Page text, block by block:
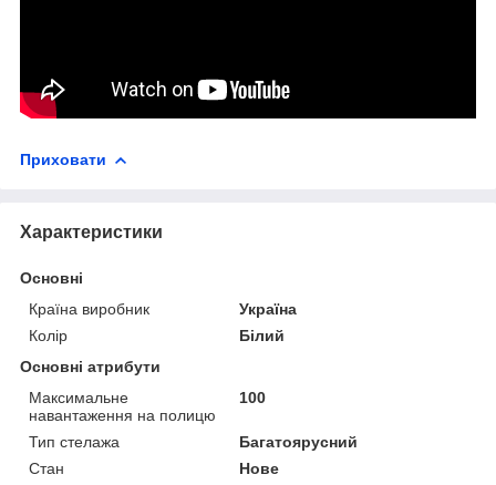
Приховати
Характеристики
Основні
Країна виробник
Україна
Колір
Білий
Основні атрибути
Максимальне
навантаження на полицю
100
Тип стелажа
Багатоярусний
Стан
Нове